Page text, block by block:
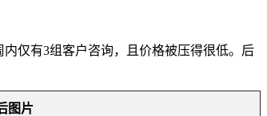
内仅有3组客户咨询，且价格被压得很低。后
图片